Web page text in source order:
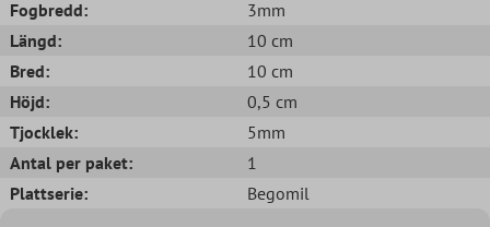
Fogbredd:
3mm
Längd:
10 cm
Bred:
10 cm
Höjd:
0,5 cm
Tjocklek:
5mm
Antal per paket:
1
Plattserie:
Begomil